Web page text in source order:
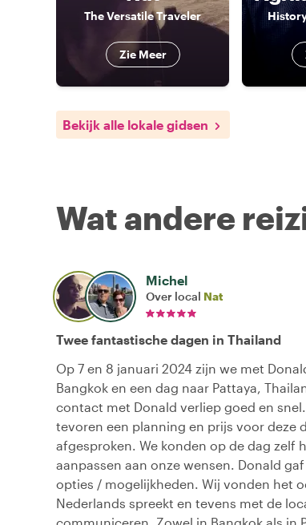
The Versatile Traveler
Zie Meer
Bekijk alle lokale gidsen
Wat andere
Michel
Over local Nat
Twee fantastische dagen in Thailand
Op 7 en 8 januari 2024 zijn we met
Bangkok en een dag naar Pattaya,
contact met Donald verliep goed en
tevoren een planning en prijs voor deze
afgesproken. We konden op de dag zelf
aanpassen aan onze wensen. Donald
opties / mogelijkheden. Wij vonden het
Nederlands spreekt en tevens met de